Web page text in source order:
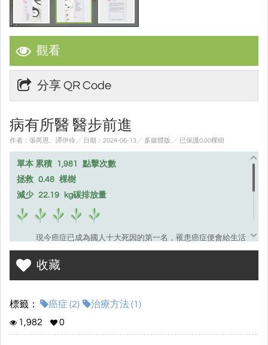
觀看
分享 QR Code
病有所醫 醫步前進
作者：張芮恩、譚伊伶╱ 日期：2024-06-13╱ 多媒體版 ╱ 已保護0.00棵樹
單本 累積 1,981
點擊次數
拯救 0.48 棵樹
減少 22.19 kg碳排放量
現今癌症已成為國人十大死因的第一名，罹患癌症便會給生活
帶來劇烈的負面影響，也因此許多科學家致力於研究癌症的治療方
式，從而降低癌症對人們身體帶來的損傷，並治癒他們。研究癌症
治療的動機涉及深層的科學、醫學和人道主義驅動。
癌症的治療同時也是一種社會責任，主要就是要推動整個醫學
領域向前發展，為更廣泛的社區提供希望和改善生活的機會。癌症
要如何治療非常的重要，所以現在就來一起認識癌症如何產生的以
收藏
標籤： 癌症 (2)
治療方法 (1)
1,982
0